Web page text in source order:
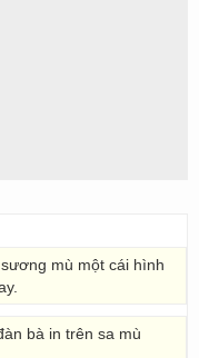
mù một cái hình
bà in trên sa mù